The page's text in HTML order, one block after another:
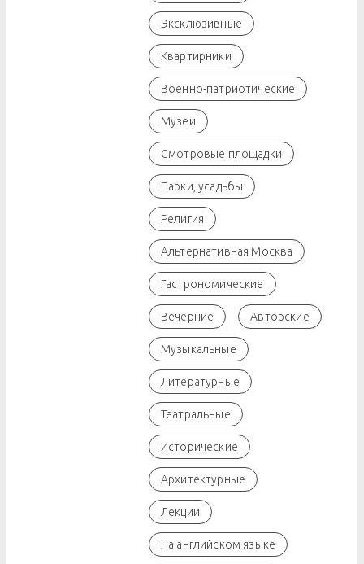
Эксклюзивные
Квартирники
Военно-патриотические
Музеи
Смотровые площадки
Парки, усадьбы
Религия
Альтернативная Москва
Гастрономические
Вечерние Авторские
Музыкальные
Литературные
Театральные
Исторические
Архитектурные
Лекции
На английском языке